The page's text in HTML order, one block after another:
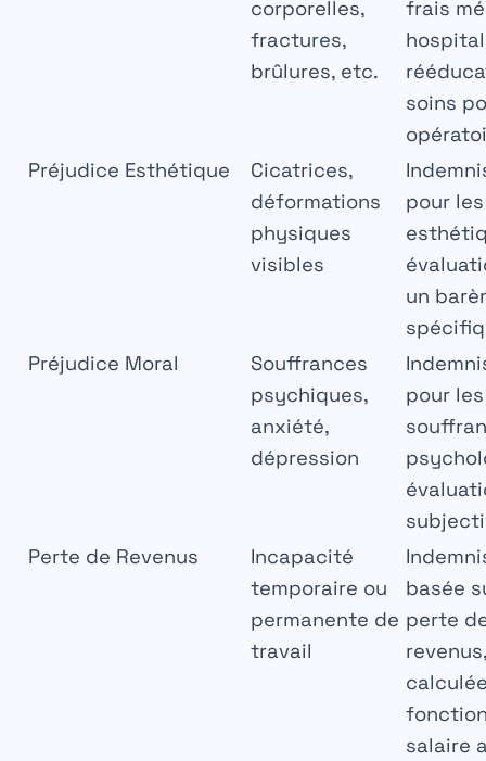
corporelles,
fractures,
brûlures, etc.
frais
soins
Préjudice Esthétique
Cicatrices,
déformations
physiques
visibles
pour
un
Préjudice Moral
Souffrances
psychiques,
anxiété,
dépression
pour les
Perte de Revenus
Incapacité
temporaire ou
permanente de
travail
basée
perte
revenus,
salaire